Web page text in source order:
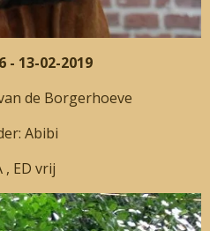
- 13-02-2019
de Borgerhoeve
Abibi
, ED vrij